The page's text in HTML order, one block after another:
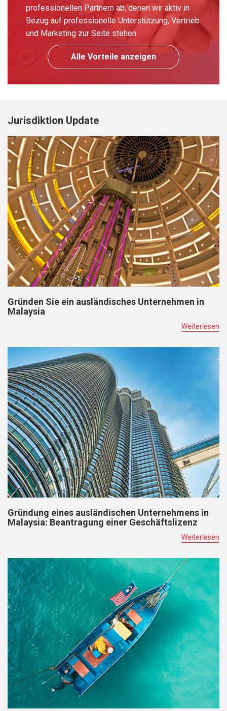
professionellen Partnern ab, denen wir aktiv in
Bezug auf professionelle Unterstützung, Vertrieb
und Marketing zur Seite stehen.
Alle Vorteile anzeigen
Jurisdiktion Update
Gründen Sie ein ausländisches Unternehmen in
Malaysia
Weiterlesen
Gründung eines ausländischen Unternehmens in
Malaysia: Beantragung einer Geschäftslizenz
Weiterlesen